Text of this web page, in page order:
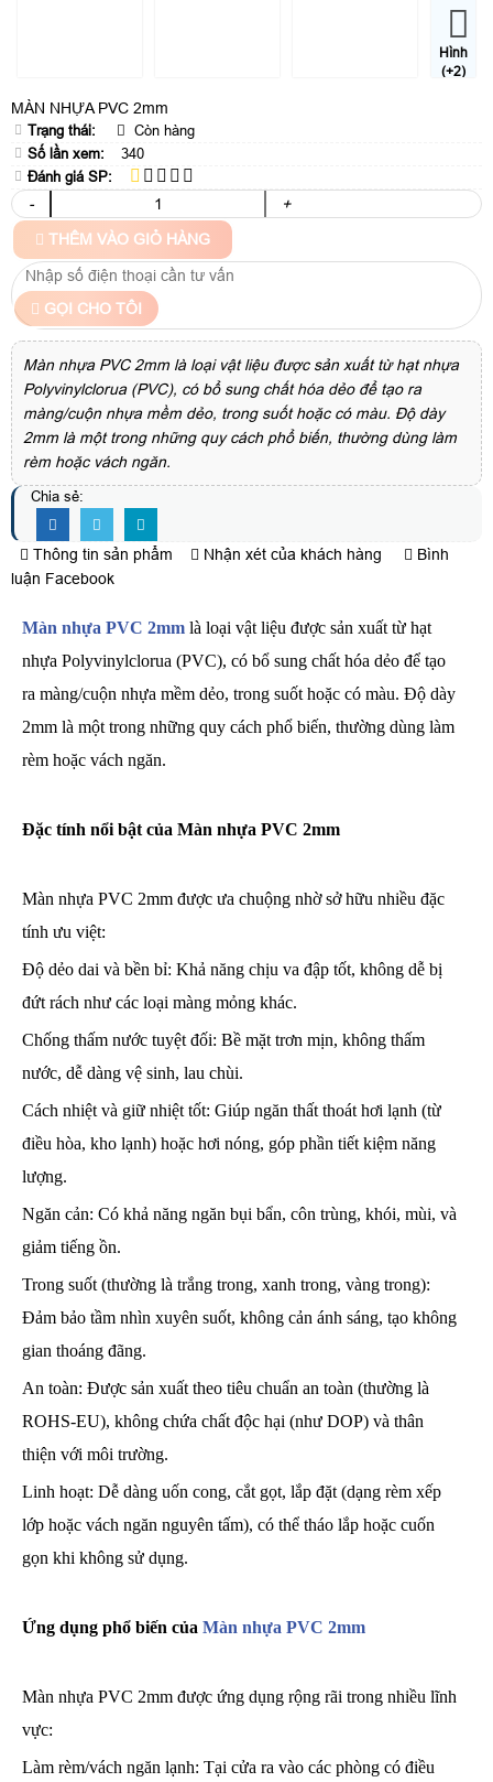
Hình
(+2)
MÀN NHỰA PVC 2mm
Trạng thái:
Còn hàng
Số lần xem:
340
Đánh giá SP:
-
+
THÊM VÀO GIỎ HÀNG
GỌI CHO TÔI
Màn nhựa PVC 2mm là loại vật liệu được sản xuất từ hạt nhựa
Polyvinylclorua (PVC), có bổ sung chất hóa dẻo để tạo ra
màng/cuộn nhựa mềm dẻo, trong suốt hoặc có màu. Độ dày
2mm là một trong những quy cách phổ biến, thường dùng làm
rèm hoặc vách ngăn.
Chia sẻ:
Thông tin sản phẩm Nhận xét của khách hàng
Bình
luận Facebook
Màn nhựa PVC 2mm là loại vật liệu được sản xuất từ hạt
nhựa Polyvinylclorua (PVC), có bổ sung chất hóa dẻo để tạo
ra màng/cuộn nhựa mềm dẻo, trong suốt hoặc có màu. Độ dày
2mm là một trong những quy cách phổ biến, thường dùng làm
rèm hoặc vách ngăn.
Đặc tính nổi bật của Màn nhựa PVC 2mm
Màn nhựa PVC 2mm được ưa chuộng nhờ sở hữu nhiều đặc
tính ưu việt:
Độ dẻo dai và bền bỉ: Khả năng chịu va đập tốt, không dễ bị
đứt rách như các loại màng mỏng khác.
Chống thấm nước tuyệt đối: Bề mặt trơn mịn, không thấm
nước, dễ dàng vệ sinh, lau chùi.
Cách nhiệt và giữ nhiệt tốt: Giúp ngăn thất thoát hơi lạnh (từ
điều hòa, kho lạnh) hoặc hơi nóng, góp phần tiết kiệm năng
lượng.
Ngăn cản: Có khả năng ngăn bụi bẩn, côn trùng, khói, mùi, và
giảm tiếng ồn.
Trong suốt (thường là trắng trong, xanh trong, vàng trong):
Đảm bảo tầm nhìn xuyên suốt, không cản ánh sáng, tạo không
gian thoáng đãng.
An toàn: Được sản xuất theo tiêu chuẩn an toàn (thường là
ROHS-EU), không chứa chất độc hại (như DOP) và thân
thiện với môi trường.
Linh hoạt: Dễ dàng uốn cong, cắt gọt, lắp đặt (dạng rèm xếp
lớp hoặc vách ngăn nguyên tấm), có thể tháo lắp hoặc cuốn
gọn khi không sử dụng.
Ứng dụng phổ biến của Màn nhựa PVC 2mm
Màn nhựa PVC 2mm được ứng dụng rộng rãi trong nhiều lĩnh
vực:
Làm rèm/vách ngăn lạnh: Tại cửa ra vào các phòng có điều